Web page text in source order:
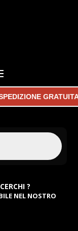
GRATUITA
?
NEL NOSTRO